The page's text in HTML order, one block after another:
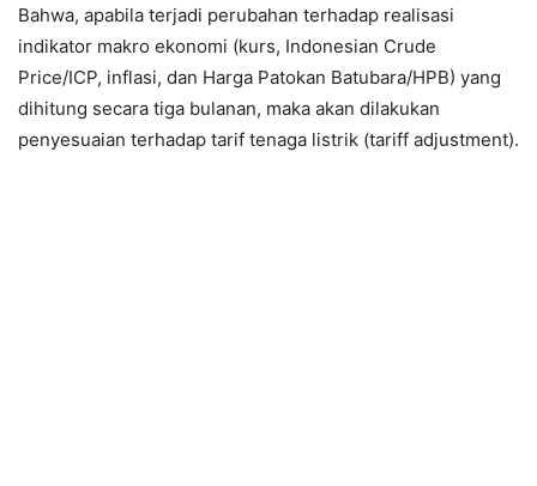
Bahwa, apabila terjadi perubahan terhadap realisasi
indikator makro ekonomi (kurs, Indonesian Crude
Price/ICP, inflasi, dan Harga Patokan Batubara/HPB) yang
dihitung secara tiga bulanan, maka akan dilakukan
penyesuaian terhadap tarif tenaga listrik (tariff adjustment).